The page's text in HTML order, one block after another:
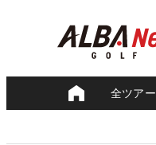
全ツアー